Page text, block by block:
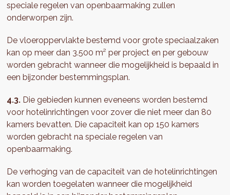
speciale regelen van openbaarmaking zullen
onderworpen zijn.
De vloeroppervlakte bestemd voor grote speciaalzaken
kan op meer dan 3.500 m² per project en per gebouw
worden gebracht wanneer die mogelijkheid is bepaald in
een bijzonder bestemmingsplan.
4.3. Die gebieden kunnen eveneens worden bestemd
voor hotelinrichtingen voor zover die niet meer dan 80
kamers bevatten. Die capaciteit kan op 150 kamers
worden gebracht na speciale regelen van
openbaarmaking.
De verhoging van de capaciteit van de hotelinrichtingen
kan worden toegelaten wanneer die mogelijkheid